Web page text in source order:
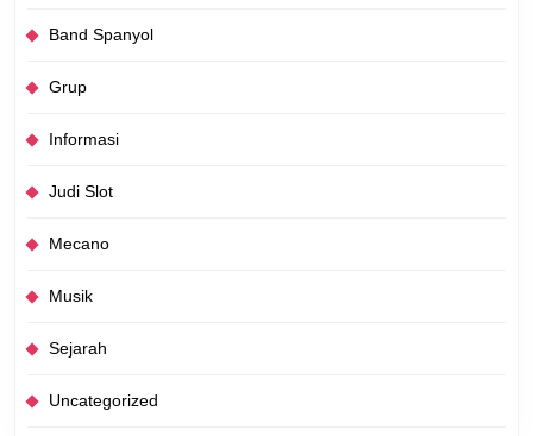
Band Spanyol
Grup
Informasi
Judi Slot
Mecano
Musik
Sejarah
Uncategorized